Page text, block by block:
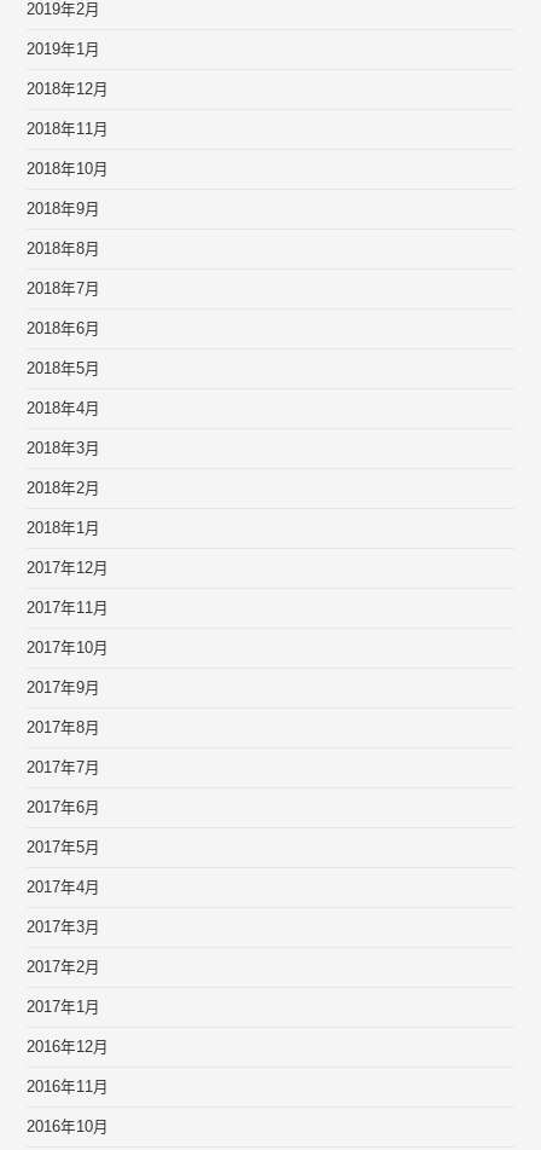
2019年2月
2019年1月
2018年12月
2018年11月
2018年10月
2018年9月
2018年8月
2018年7月
2018年6月
2018年5月
2018年4月
2018年3月
2018年2月
2018年1月
2017年12月
2017年11月
2017年10月
2017年9月
2017年8月
2017年7月
2017年6月
2017年5月
2017年4月
2017年3月
2017年2月
2017年1月
2016年12月
2016年11月
2016年10月